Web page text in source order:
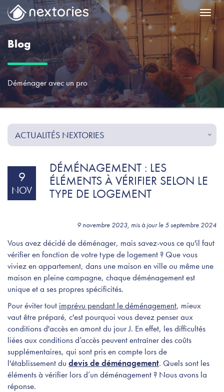
Blog
Déménager avec un pro
ACTUALITÉS NEXTORIES
9
NOV
DÉMÉNAGEMENT : LES
ÉLÉMENTS À VÉRIFIER SELON LE
TYPE DE LOGEMENT
9 novembre 2023, mis à jour le 5 septembre 2024
Vous avez décidé de déménager, mais savez-vous ce qu'il faut
vérifier en fonction de votre type de logement ? Que vous
viviez en appartement, dans une maison en ville ou même une
maison en pleine campagne, chaque déménagement est
unique et a ses propres spécificités.
Pour éviter tout imprévu pendant le déménagement, mieux
vaut être préparé, c'est pourquoi vous devez penser aux
conditions d'accès en amont du jour J. En effet, lesdifficultés
liées aux conditions d’accès peuvent entraîner des coûts
supplémentaires, qui sont pris en compte lors de
l'établissement du devis de déménagement. Quels sont les
éléments à vérifier lors d’un déménagement ? Nous avons la
réponse.